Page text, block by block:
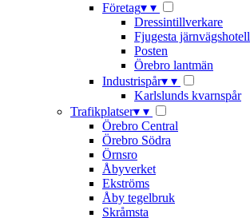
Företag▾ ▾
Dressintillverkare
Fjugesta järnvägshotell
Posten
Örebro lantmän
Industrispår▾ ▾
Karlslunds kvarnspår
Trafikplatser▾ ▾
Örebro Central
Örebro Södra
Örnsro
Åbyverket
Ekströms
Åby tegelbruk
Skråmsta